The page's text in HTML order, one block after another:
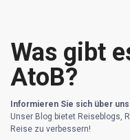
Was gibt
AtoB?
Informieren Sie sich über
Unser Blog bietet Reiseblogs,
Reise zu verbessern!